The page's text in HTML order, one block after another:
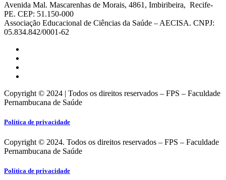
Avenida Mal. Mascarenhas de Morais, 4861, Imbiribeira, Recife-
PE. CEP: 51.150-000
Associação Educacional de Ciências da Saúde – AECISA. CNPJ:
05.834.842/0001-62
Copyright © 2024 | Todos os direitos reservados – FPS – Faculdade
Pernambucana de Saúde
Política de privacidade
Copyright © 2024. Todos os direitos reservados – FPS – Faculdade
Pernambucana de Saúde
Política de privacidade